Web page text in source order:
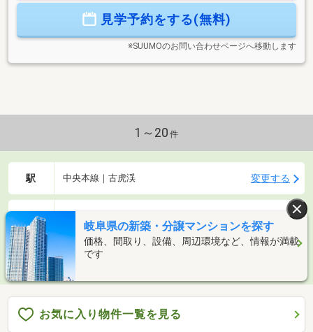
計画から、お客様に合った金融機関選びまでサポートいたし
ます。FP無料相談で、将来の家計まで見据えたご提案をいた
見学予約をする(無料)
※SUUMOのお問い合わせページへ移動します
1～20 件
駅 中央本線｜古虎渓 変更する
条件 変更する
検索条件を保存
お気に入り物件一覧を見る
岐阜県の新築・分譲マンションを探す
価格、間取り、設備、周辺環境など、情報が満載
です